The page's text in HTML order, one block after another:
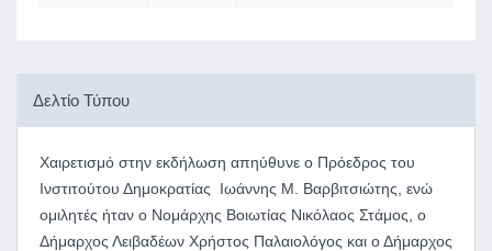
Δελτίο Τύπου
Χαιρετισμό στην εκδήλωση απηύθυνε ο Πρόεδρος του
Ινστιτούτου Δημοκρατίας Ιωάννης Μ. Βαρβιτσιώτης, ενώ
ομιλητές ήταν ο Νομάρχης Βοιωτίας Νικόλαος Στάμος, ο
Δήμαρχος Λειβαδέων Χρήστος Παλαιολόγος και ο Δήμαρχος